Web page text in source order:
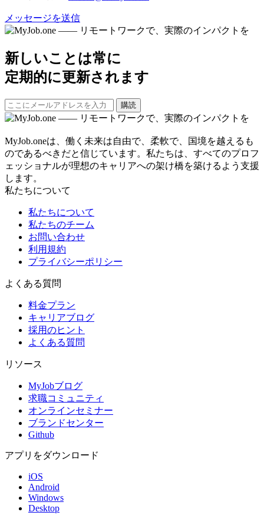
メッセージを送信
新しいことは常に
定期的に更新されます
購読
MyJob.oneは、働く未来は自由で、柔軟で、国境を越えるも
のであるべきだと信じています。私たちは、すべてのプロフ
ェッショナルが理想のキャリアへの架け橋を築けるよう支援
します。
私たちについて
私たちについて
私たちのチーム
お問い合わせ
利用規約
プライバシーポリシー
よくある質問
料金プラン
キャリアブログ
採用のヒント
よくある質問
リソース
MyJobブログ
求職コミュニティ
オンラインセミナー
ブランドセンター
Github
アプリをダウンロード
iOS
Android
Windows
Desktop